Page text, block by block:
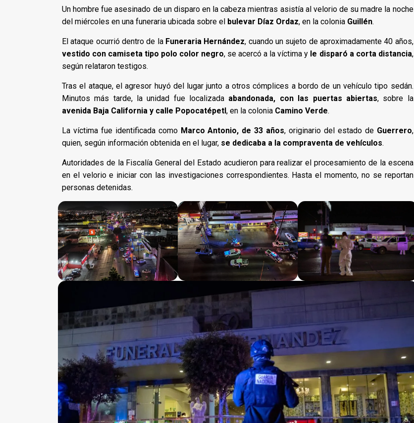
Un hombre fue asesinado de un disparo en la cabeza mientras asistía al velorio de su madre la noche
del miércoles en una funeraria ubicada sobre el bulevar Díaz Ordaz, en la colonia Guillén.
El ataque ocurrió dentro de la Funeraria Hernández, cuando un sujeto de aproximadamente 40 años,
vestido con camiseta tipo polo color negro, se acercó a la víctima y le disparó a corta distancia,
según relataron testigos.
Tras el ataque, el agresor huyó del lugar junto a otros cómplices a bordo de un vehículo tipo sedán.
Minutos más tarde, la unidad fue localizada abandonada, con las puertas abiertas, sobre la
avenida Baja California y calle Popocatépetl, en la colonia Camino Verde.
La víctima fue identificada como Marco Antonio, de 33 años, originario del estado de Guerrero,
quien, según información obtenida en el lugar, se dedicaba a la compraventa de vehículos.
Autoridades de la Fiscalía General del Estado acudieron para realizar el procesamiento de la escena
en el velorio e iniciar con las investigaciones correspondientes. Hasta el momento, no se reportan
personas detenidas.